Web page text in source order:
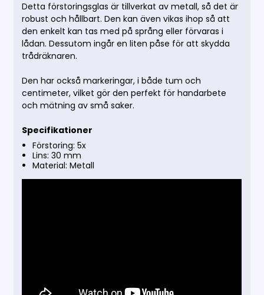
Detta förstoringsglas är tillverkat av metall, så det är
robust och hållbart. Den kan även vikas ihop så att
den enkelt kan tas med på språng eller förvaras i
lådan. Dessutom ingår en liten påse för att skydda
trådräknaren.
Den har också markeringar, i både tum och
centimeter, vilket gör den perfekt för handarbete
och mätning av små saker.
Specifikationer
Förstoring: 5x
Lins: 30 mm
Material: Metall